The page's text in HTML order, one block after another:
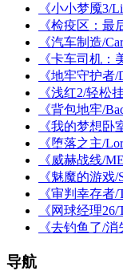
《小小梦魇3/
《检疫区：最
《汽车制造/
《卡车司机：
《地牢守护者
《浅红2/轻松
《背包地牢/
《我的梦想卧
《堕落之主/
《威赫战线/
《魅魔的游戏
《审判幸存者
《网球经理
《去钓鱼了/
导航